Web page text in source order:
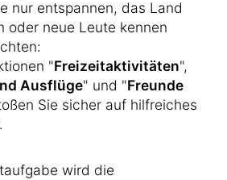
nur entspannen, das Land
oder neue Leute kennen
"Freizeitaktivitäten",
Ausflüge" und "Freunde
Sie sicher auf hilfreiches
wird die